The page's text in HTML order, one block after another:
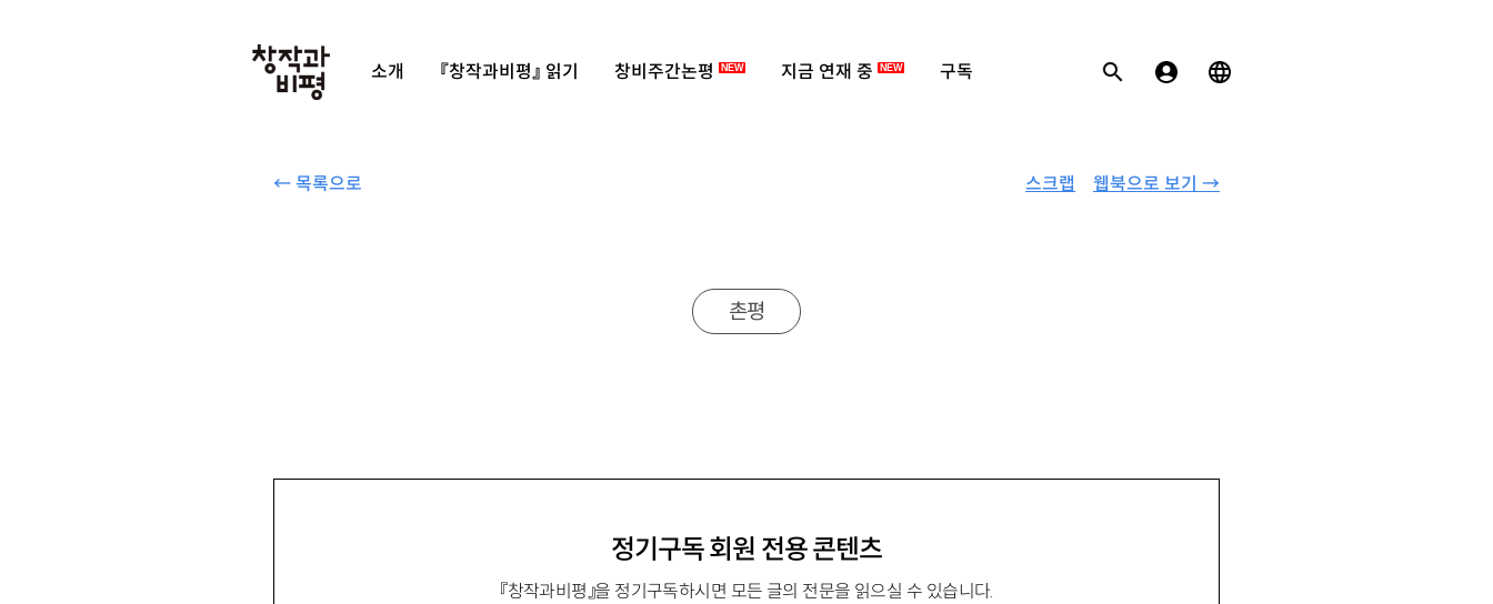
소개 『창작과비평』 읽기 창비주간논평 NEW 지금 연재 중 NEW 구독
← 목록으로 웹북으로 보기 →
스크랩
정기구독 회원 전용 콘텐츠
『창작과비평』을 정기구독하시면 모든 글의 전문을 읽으실 수 있습니다.
촌평
불법/합법의 구별을 넘어 성매매를 사유하기